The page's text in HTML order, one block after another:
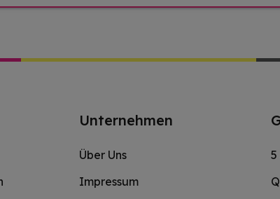
Unternehmen
Über Uns
Impressum